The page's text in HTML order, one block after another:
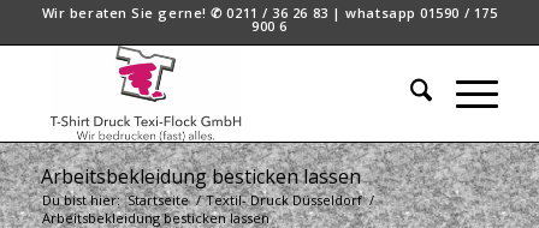
Wir beraten Sie gerne! ✆ 0211 / 36 26 83 | whatsapp 01590 / 175
900 6
Arbeitsbekleidung besticken lassen
Du bist hier: Startseite / Textil- Druck Düsseldorf /
Arbeitsbekleidung besticken lassen